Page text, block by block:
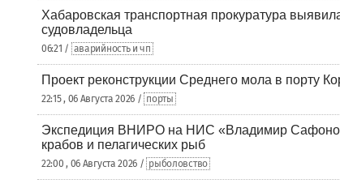
Хабаровская транспортная прокуратура
судовладельца
06:21 / аварийность и чп
Проект реконструкции Среднего мола в порту
22:15 , 06 Августа 2026 / порты
Экспедиция ВНИРО на НИС «Владимир
крабов и пелагических рыб
22:00 , 06 Августа 2026 / рыболовство